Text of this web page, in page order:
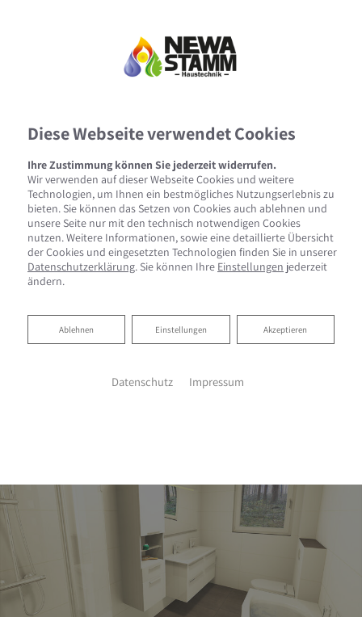
Startseite»Bad»Badinspiration & Musterbäder» Komfort-Bad 7 ㎡
Diese Webseite verwendet Cookies
Ihre Zustimmung können Sie jederzeit widerrufen.
Wir verwenden auf dieser Webseite Cookies und weitere
Technologien, um Ihnen ein bestmögliches Nutzungserlebnis zu
bieten. Sie können das Setzen von Cookies auch ablehnen und
unsere Seite nur mit den technisch notwendigen Cookies
nutzen. Weitere Informationen, sowie eine detaillierte Übersicht
der Cookies und eingesetzten Technologien finden Sie in unserer
Datenschutzerklärung. Sie können Ihre Einstellungen jederzeit
ändern.
Akzeptieren
Einstellungen
Ablehnen
Ablehnen
Datenschutz Impressum